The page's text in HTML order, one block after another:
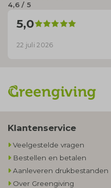
4,6 / 5
5,0
22 juli 2026
Klantenservice
Veelgestelde vragen
Bestellen en betalen
Aanleveren drukbestanden
Over Greengiving